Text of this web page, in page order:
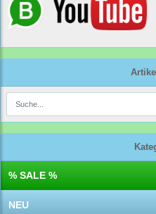
% SALE %
NEU